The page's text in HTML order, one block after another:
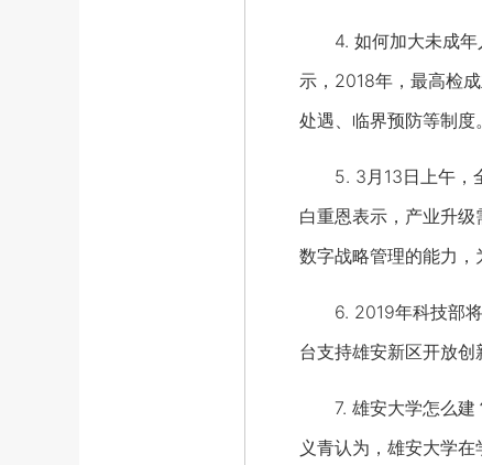
4. 如何加大未成年人
示，2018年，最高检
处遇、临界预防等制度。
5. 3月13日上午，全
白重恩表示，产业升
数字战略管理的能力，
6. 2019年科技部将
台支持雄安新区开放创
7. 雄安大学怎么建？
义青认为，雄安大学在